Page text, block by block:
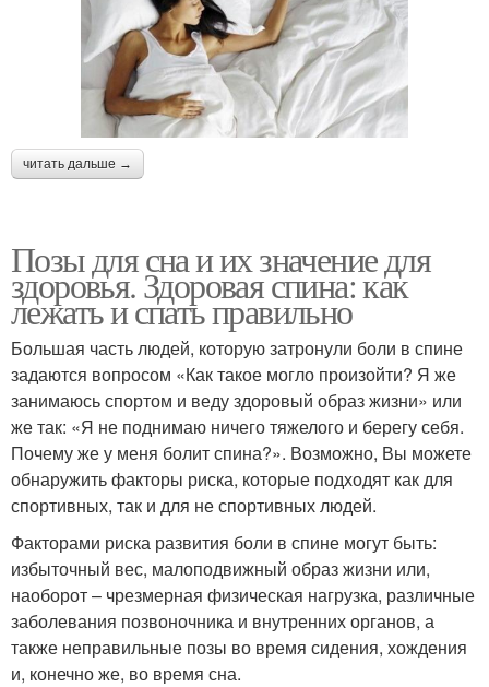
читать дальше →
Позы для сна и их значение для
здоровья. Здоровая спина: как
лежать и спать правильно
Большая часть людей, которую затронули боли в спине
задаются вопросом «Как такое могло произойти? Я же
занимаюсь спортом и веду здоровый образ жизни» или
же так: «Я не поднимаю ничего тяжелого и берегу себя.
Почему же у меня болит спина?». Возможно, Вы можете
обнаружить факторы риска, которые подходят как для
спортивных, так и для не спортивных людей.
Факторами риска развития боли в спине могут быть:
избыточный вес, малоподвижный образ жизни или,
наоборот – чрезмерная физическая нагрузка, различные
заболевания позвоночника и внутренних органов, а
также неправильные позы во время сидения, хождения
и, конечно же, во время сна.